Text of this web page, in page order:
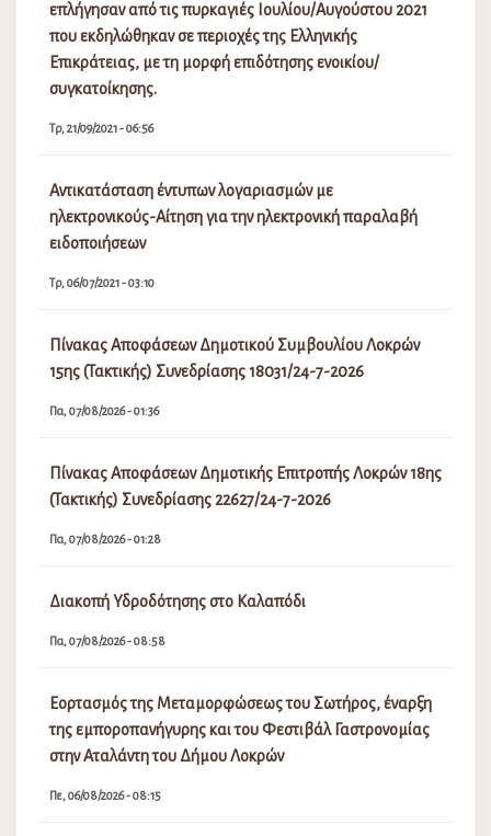
επλήγησαν από τις πυρκαγιές Ιουλίου/Αυγούστου 2021
που εκδηλώθηκαν σε περιοχές της Ελληνικής
Επικράτειας, με τη μορφή επιδότησης ενοικίου/
συγκατοίκησης.
Τρ, 21/09/2021 - 06:56
Αντικατάσταση έντυπων λογαριασμών με
ηλεκτρονικούς-Αίτηση για την ηλεκτρονική παραλαβή
ειδοποιήσεων
Τρ, 06/07/2021 - 03:10
Πίνακας Αποφάσεων Δημοτικού Συμβουλίου Λοκρών
15ης (Τακτικής) Συνεδρίασης 18031/24-7-2026
Πα, 07/08/2026 - 01:36
Πίνακας Αποφάσεων Δημοτικής Επιτροπής Λοκρών 18ης
(Τακτικής) Συνεδρίασης 22627/24-7-2026
Πα, 07/08/2026 - 01:28
Διακοπή Υδροδότησης στο Καλαπόδι
Πα, 07/08/2026 - 08:58
Εορτασμός της Μεταμορφώσεως του Σωτήρος, έναρξη
της εμποροπανήγυρης και του Φεστιβάλ Γαστρονομίας
στην Αταλάντη του Δήμου Λοκρών
Πε, 06/08/2026 - 08:15